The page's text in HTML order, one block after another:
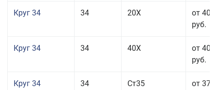
Круг 34 34 20Х
от 40
руб.
Круг 34 34 40Х
от 40
руб.
Круг 34 34 Ст35
от 37